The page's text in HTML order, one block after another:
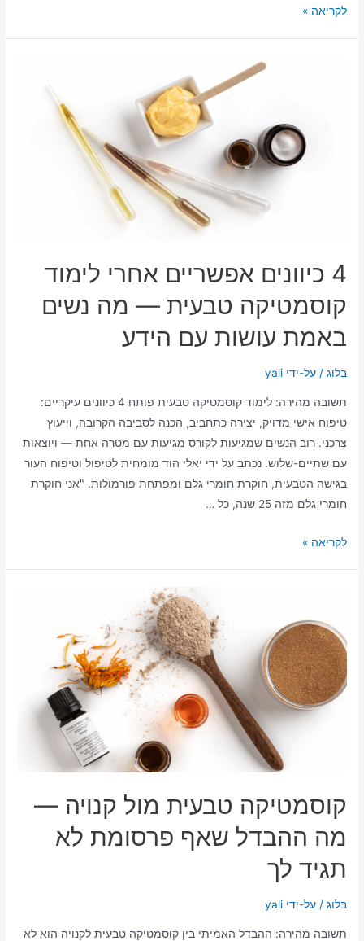
לקריאה »
4 כיוונים אפשריים אחרי לימוד
קוסמטיקה טבעית — מה נשים
באמת עושות עם הידע
בלוג / על-ידי yali
תשובה מהירה: לימוד קוסמטיקה טבעית פותח 4 כיוונים עיקריים:
טיפוח אישי מדויק, יצירה כתחביב, הכנה לסביבה הקרובה, וייעוץ
צרכני. רוב הנשים שמגיעות לקורס מגיעות עם מטרה אחת — ויוצאות
עם שתיים-שלוש. נכתב על ידי יאלי הוד מומחית לטיפול וטיפוח העור
בגישה הטבעית, חוקרת חומרי גלם ומפתחת פורמולות. "אני חוקרת
חומרי גלם מזה 25 שנה, כל …
לקריאה »
קוסמטיקה טבעית מול קנויה —
מה ההבדל שאף פרסומת לא
תגיד לך
בלוג / על-ידי yali
תשובה מהירה: ההבדל האמיתי בין קוסמטיקה טבעית לקנויה הוא לא